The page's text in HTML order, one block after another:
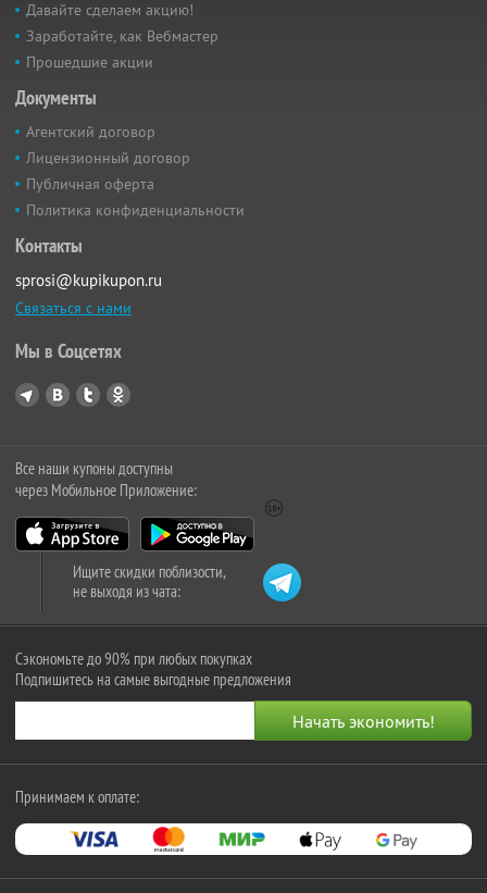
Давайте сделаем акцию!
Заработайте, как Вебмастер
Прошедшие акции
Документы
Агентский договор
Лицензионный договор
Публичная оферта
Политика конфиденциальности
Контакты
sprosi@kupikupon.ru
Связаться с нами
Мы в Соцсетях
Все наши купоны доступны
через Мобильное Приложение:
Ищите скидки поблизости,
не выходя из чата:
Сэкономьте до 90% при любых покупках
Подпишитесь на самые выгодные предложения
Принимаем к оплате: